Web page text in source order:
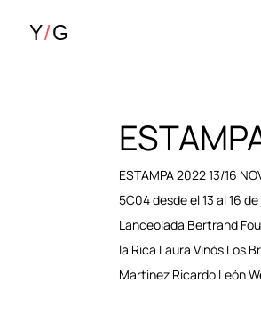
ESTAMPA 2022 13/16
5C04 desde el 13 al 16
Lanceolada Bertrand
la Rica Laura Vinós Los
Martinez Ricardo León